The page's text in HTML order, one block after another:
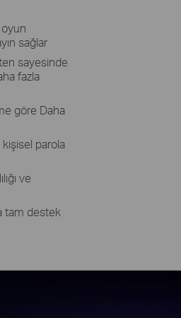
sağlar
sayesinde
fazla
göre Daha
parola
ve
tam destek